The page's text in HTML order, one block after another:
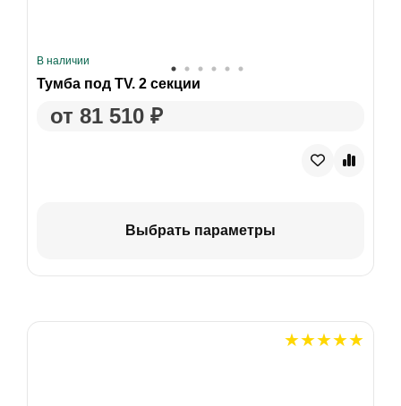
В наличии
Тумба под TV. 2 секции
от 81 510 ₽
Выбрать параметры